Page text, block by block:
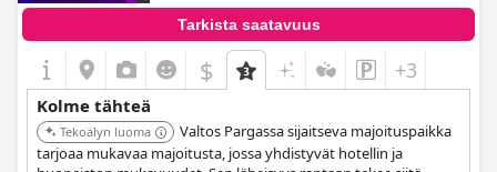
Tarkista saatavuus
$ +3
Kolme tähteä
Tekoälyn luoma
Valtos Pargassa sijaitseva majoituspaikka
tarjoaa mukavaa majoitusta, jossa yhdistyvät hotellin ja